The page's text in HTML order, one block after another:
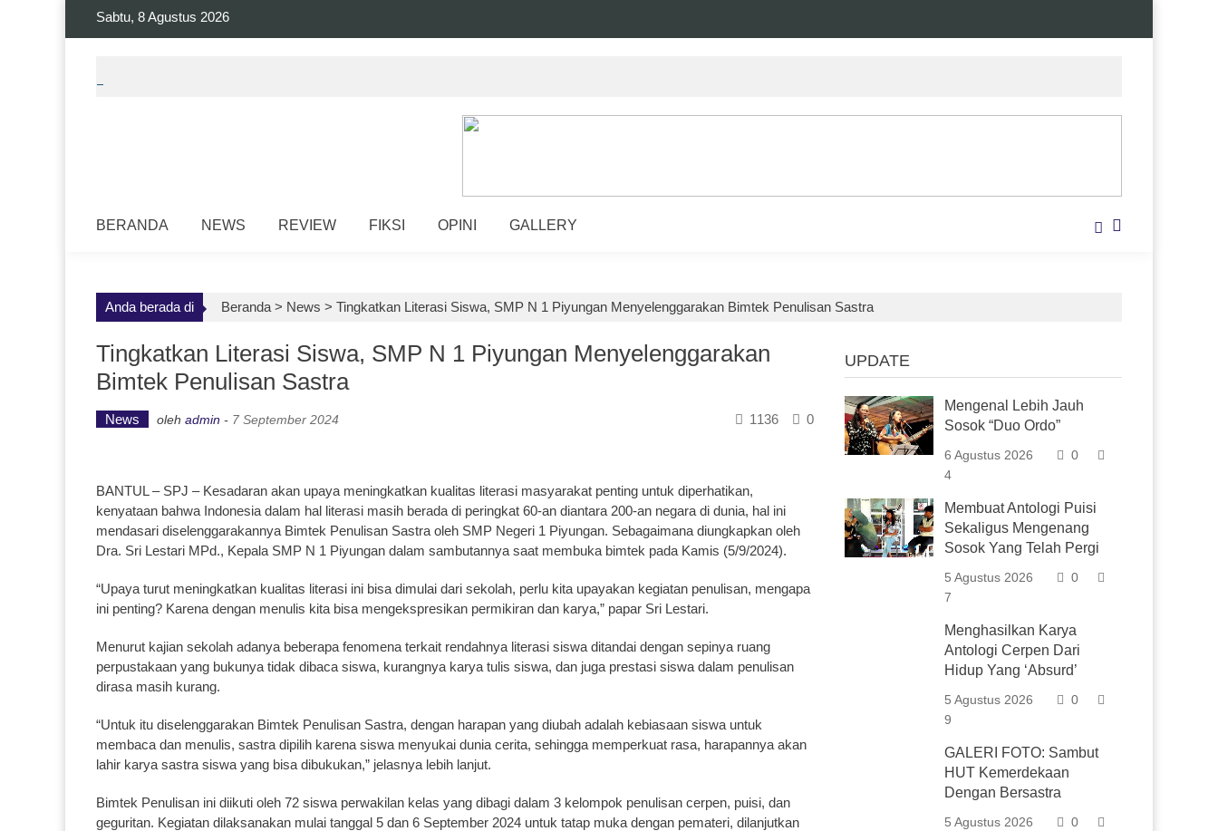
Sabtu, 8 Agustus 2026
BERANDA NEWS REVIEW FIKSI OPINI GALLERY
Anda berada di Beranda > News > Tingkatkan Literasi Siswa, SMP N 1 Piyungan Menyelenggarakan Bimtek Penulisan Sastra
Tingkatkan Literasi Siswa, SMP N 1 Piyungan Menyelenggarakan
Bimtek Penulisan Sastra
News oleh admin - 7 September 2024 0
1136
BANTUL – SPJ – Kesadaran akan upaya meningkatkan kualitas literasi masyarakat penting untuk diperhatikan,
kenyataan bahwa Indonesia dalam hal literasi masih berada di peringkat 60-an diantara 200-an negara di dunia, hal ini
mendasari diselenggarakannya Bimtek Penulisan Sastra oleh SMP Negeri 1 Piyungan. Sebagaimana diungkapkan oleh
Dra. Sri Lestari MPd., Kepala SMP N 1 Piyungan dalam sambutannya saat membuka bimtek pada Kamis (5/9/2024).
“Upaya turut meningkatkan kualitas literasi ini bisa dimulai dari sekolah, perlu kita upayakan kegiatan penulisan, mengapa
ini penting? Karena dengan menulis kita bisa mengekspresikan permikiran dan karya,” papar Sri Lestari.
Menurut kajian sekolah adanya beberapa fenomena terkait rendahnya literasi siswa ditandai dengan sepinya ruang
perpustakaan yang bukunya tidak dibaca siswa, kurangnya karya tulis siswa, dan juga prestasi siswa dalam penulisan
dirasa masih kurang.
“Untuk itu diselenggarakan Bimtek Penulisan Sastra, dengan harapan yang diubah adalah kebiasaan siswa untuk
membaca dan menulis, sastra dipilih karena siswa menyukai dunia cerita, sehingga memperkuat rasa, harapannya akan
lahir karya sastra siswa yang bisa dibukukan,” jelasnya lebih lanjut.
Bimtek Penulisan ini diikuti oleh 72 siswa perwakilan kelas yang dibagi dalam 3 kelompok penulisan cerpen, puisi, dan
geguritan. Kegiatan dilaksanakan mulai tanggal 5 dan 6 September 2024 untuk tatap muka dengan pemateri, dilanjutkan
UPDATE
Mengenal Lebih Jauh
Sosok “Duo Ordo”
6 Agustus 2026
0
4
Membuat Antologi Puisi
Sekaligus Mengenang
Sosok Yang Telah Pergi
5 Agustus 2026
0
7
Menghasilkan Karya
Antologi Cerpen Dari
Hidup Yang ‘Absurd’
5 Agustus 2026
0
9
GALERI FOTO: Sambut
HUT Kemerdekaan
Dengan Bersastra
5 Agustus 2026
0